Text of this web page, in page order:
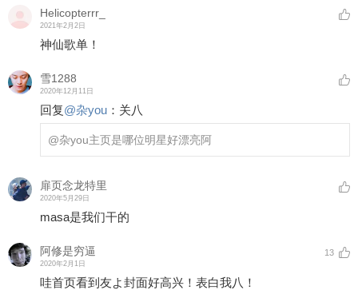
Helicopterrr_
2021年2月2日
神仙歌单！
雪1288
2020年12月11日
回复@杂you ： 关八
@杂you主页是哪位明星好漂亮阿
扉页念龙特里
2020年5月29日
masa是我们干的
阿修是穷逼
2020年2月1日
13
哇首页看到友よ封面好高兴！表白我八！